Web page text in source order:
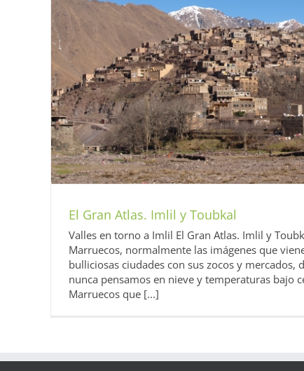
El Gran Atlas. Imlil y Toubkal
Valles en torno a Imlil El Gran Atlas. Imlil y
Marruecos, normalmente las imágenes que
bulliciosas ciudades con sus zocos y mercados,
nunca pensamos en nieve y temperaturas bajo
Marruecos que [...]